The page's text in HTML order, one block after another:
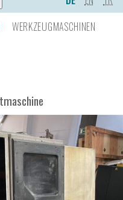
WERKZEUGMASCHINEN